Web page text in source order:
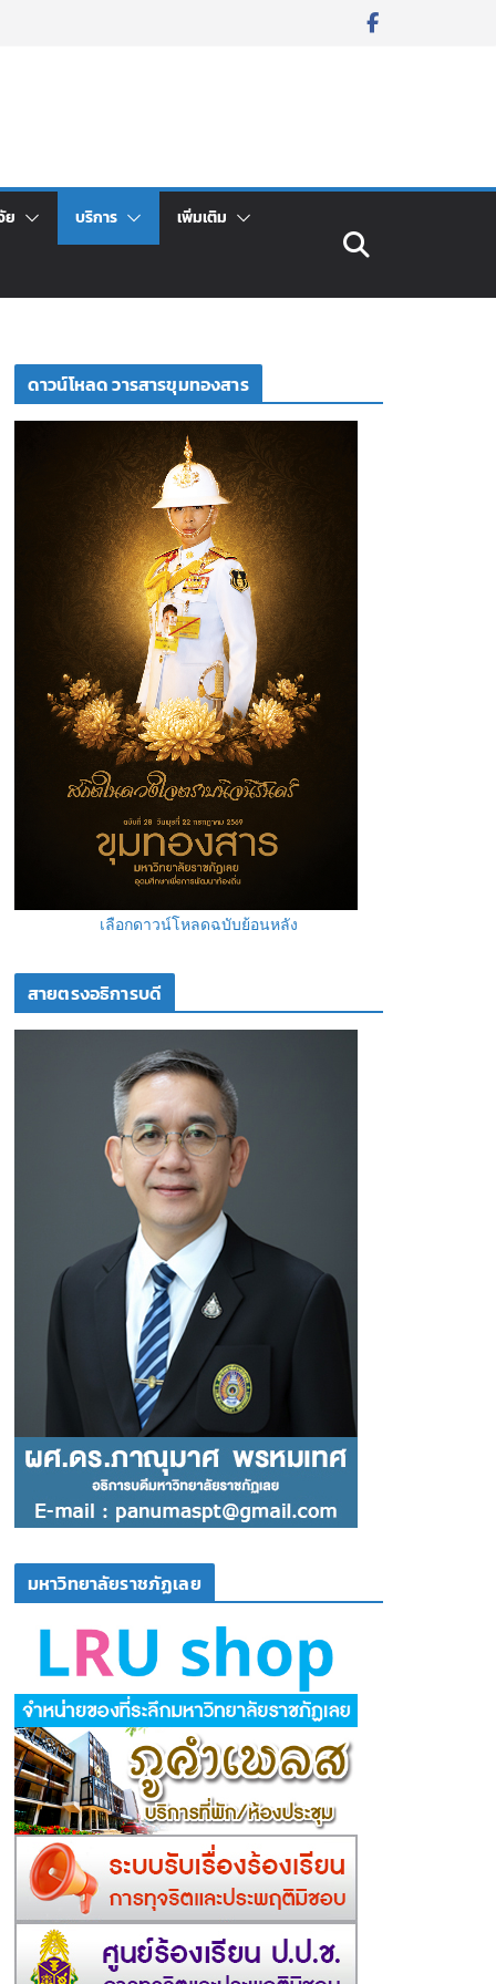
ย บริการ เพิ่มเติม
ดาวน์โหลด วารสารขุมทองสาร
เลือกดาวน์โหลดฉบับย้อนหลัง
สายตรงอธิการบดี
มหาวิทยาลัยราชภัฏเลย